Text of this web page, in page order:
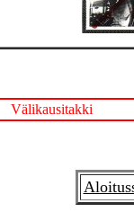
Välikausitakki